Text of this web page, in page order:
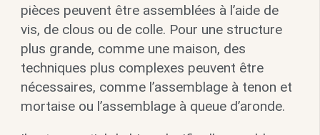
pièces peuvent être assemblées à l’aide de
vis, de clous ou de colle. Pour une structure
plus grande, comme une maison, des
techniques plus complexes peuvent être
nécessaires, comme l’assemblage à tenon et
mortaise ou l’assemblage à queue d’aronde.